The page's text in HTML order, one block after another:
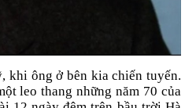
khi ông ở bên kia chiến tuyến.
leo thang những năm 70 của